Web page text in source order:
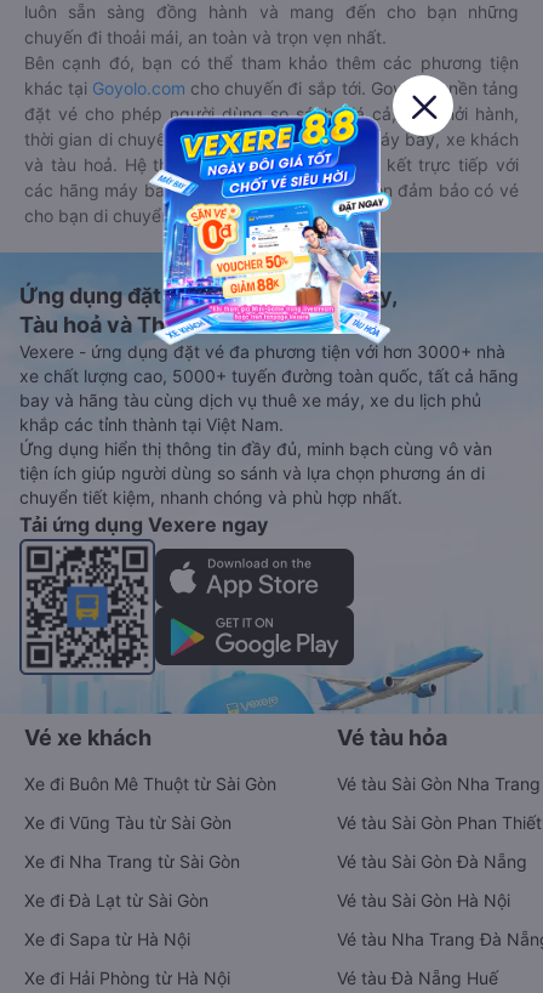
luôn sẵn sàng đồng hành và mang đến cho bạn những
chuyến đi thoải mái, an toàn và trọn vẹn nhất.
Bên cạnh đó, bạn có thể tham khảo thêm các phương tiện
khác tại Goyolo.com cho chuyến đi sắp tới. Goyolo là nền tảng
đặt vé cho phép người dùng so sánh giá cả, giờ khởi hành,
thời gian di chuyển của nhiều phương tiện máy bay, xe khách
và tàu hoả. Hệ thống của Goyolo được liên kết trực tiếp với
các hãng máy bay, xe khách và tàu hoả, luôn đảm bảo có vé
cho bạn di chuyển.
Ứng dụng đặt vé Xe khách, Máy bay,
Tàu hoả và Thuê xe
Vexere - ứng dụng đặt vé đa phương tiện với hơn 3000+ nhà
xe chất lượng cao, 5000+ tuyến đường toàn quốc, tất cả hãng
bay và hãng tàu cùng dịch vụ thuê xe máy, xe du lịch phủ
khắp các tỉnh thành tại Việt Nam.
Ứng dụng hiển thị thông tin đầy đủ, minh bạch cùng vô vàn
tiện ích giúp người dùng so sánh và lựa chọn phương án di
chuyển tiết kiệm, nhanh chóng và phù hợp nhất.
Tải ứng dụng Vexere ngay
Vé xe khách
Xe đi Buôn Mê Thuột từ Sài Gòn
Xe đi Vũng Tàu từ Sài Gòn
Xe đi Nha Trang từ Sài Gòn
Xe đi Đà Lạt từ Sài Gòn
Xe đi Sapa từ Hà Nội
Xe đi Hải Phòng từ Hà Nội
Vé tàu hỏa
Vé tàu Sài Gòn Nha Trang
Vé tàu Sài Gòn Phan Thiết
Vé tàu Sài Gòn Đà Nẵng
Vé tàu Sài Gòn Hà Nội
Vé tàu Nha Trang Đà
Vé tàu Đà Nẵng Huế